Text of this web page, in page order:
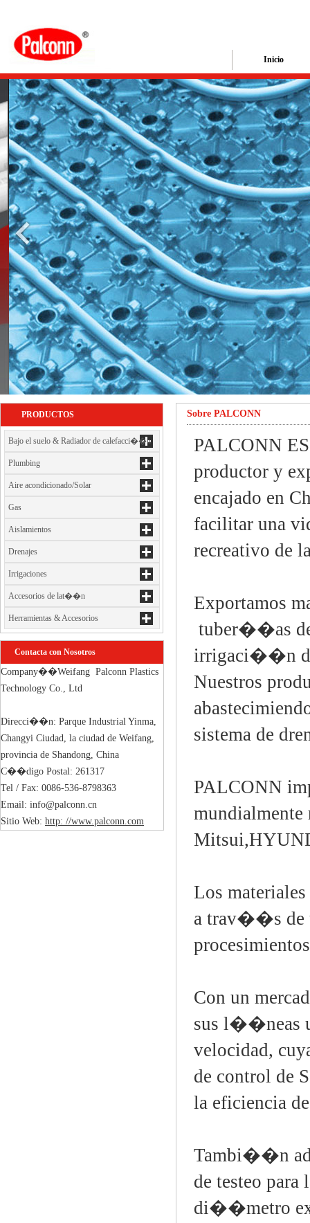
Inicio
PRODUCTOS
Bajo el suelo & Radiador de calefacci��n
Plumbing
Aire acondicionado/Solar
Gas
Aislamientos
Drenajes
Irrigaciones
Accesorios de lat��n
Herramientas & Accesorios
Contacta con Nosotros
Company��Weifang  Palconn Plastics
Technology Co., Ltd
Direcci��n: Parque Industrial Yinma,
Changyi Ciudad, la ciudad de Weifang,
provincia de Shandong, China
C��digo Postal: 261317
Tel / Fax: 0086-536-8798363
Email: info@palconn.cn
Sitio Web: http: //www.palconn.com
Sobre PALCONN
PALCONN
productor y
encajado en
facilitar una
recreativo de
Exportamos
tuber��as
irrigaci��n de
Nuestros
sistema de
PALCONN
Los
a trav��s de
Con un
sus l��neas
velocidad,
de control de
la eficiencia
Tambi��n
de testeo
di��metro